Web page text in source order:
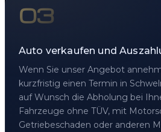
03
Auto verkaufen und
Wenn Sie unser Angebot
kurzfristig einen Termin in
auf Wunsch die Abholung bei
Fahrzeuge ohne TÜV, mit
Getriebeschaden oder anderen